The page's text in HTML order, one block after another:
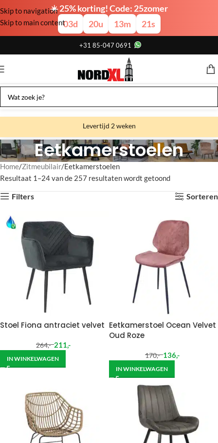
☀️ 25% korting! Code: 25zomer
03d 20u 13m 20s
Skip to navigation
Skip to main content
+31 85-047 0691
Levertijd 2 weken
Gratis verzending
Gratis afhalen
Showroom bij fabriek
Eetkamerstoelen
Home Zitmeubilair Eetkamerstoelen
Resultaat 1–24 van de 257 resultaten wordt getoond
Filters Sorteren
Stoel Fiona antraciet velvet
264,- 211,-
IN WINKELWAGEN
Eetkamerstoel Ocean Velvet
Oud Roze
170,- 136,-
IN WINKELWAGEN